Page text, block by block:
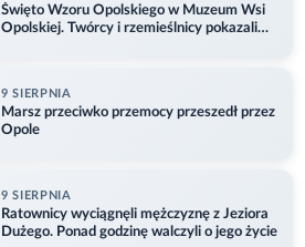
Święto Wzoru Opolskiego w Muzeum Wsi
Opolskiej. Twórcy i rzemieślnicy pokazali
9 SIERPNIA
Marsz przeciwko przemocy przeszedł przez
Opole
9 SIERPNIA
Ratownicy wyciągnęli mężczyznę z Jeziora
Dużego. Ponad godzinę walczyli o jego życie